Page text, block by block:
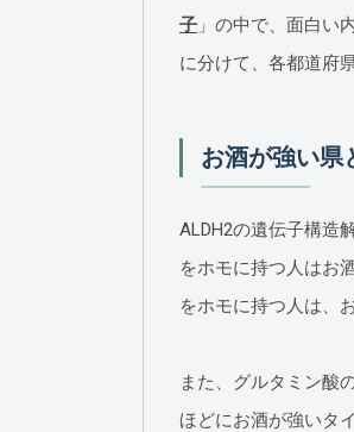
子 」の中で、面白い
に分けて、各都道府
お酒が強い
ALDH2の遺伝子構造
をホモに持つ人はお
をホモに持つ人は、
また、グルタミン酸
ほどにお酒が強いタ